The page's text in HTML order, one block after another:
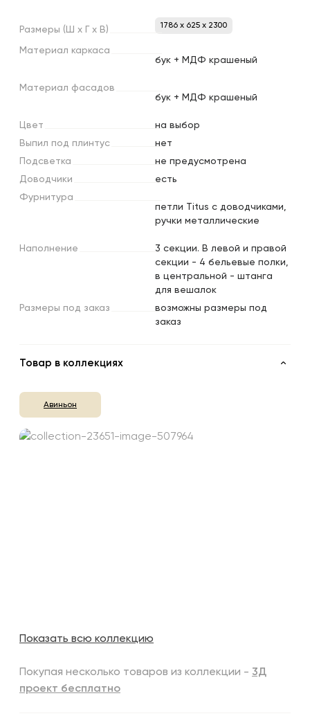
Размеры (Ш х х В) 1786 x 625 x 2300
Материал каркаса
бук + МДФ крашеный
Материал фасадов
бук + МДФ крашеный
Цвет
на выбор
Выпил под плинтус
нет
Подсветка
не предусмотрена
Доводчики
есть
Фурнитура
петли Titus с доводчиками,
ручки металлические
Наполнение
3 секции. В левой и правой
секции - 4 бельевые полки,
в центральной - штанга
для вешалок
Размеры под заказ
возможны размеры под
заказ
Товар в коллекциях
Авиньон
Показать всю коллекцию
Покупая несколько товаров из коллекции - 3Д
проект бесплатно